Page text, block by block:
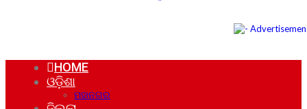
HOME
ଓଡ଼ିଶା
ମହାନଗର